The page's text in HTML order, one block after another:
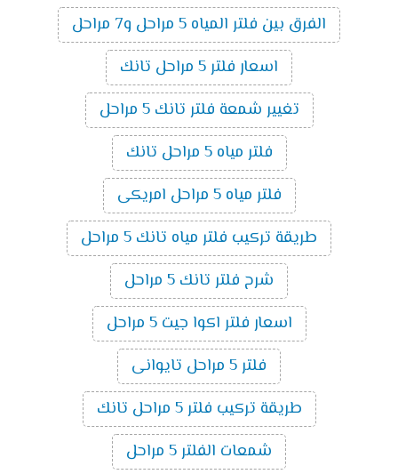
الفرق بين فلتر المياه 5 مراحل و7 مراحل
اسعار فلتر 5 مراحل تانك
تغيير شمعة فلتر تانك 5 مراحل
فلتر مياه 5 مراحل تانك
فلتر مياه 5 مراحل امريكى
طريقة تركيب فلتر مياه تانك 5 مراحل
شرح فلتر تانك 5 مراحل
اسعار فلتر اكوا جيت 5 مراحل
فلتر 5 مراحل تايوانى
طريقة تركيب فلتر 5 مراحل تانك
شمعات الفلتر 5 مراحل